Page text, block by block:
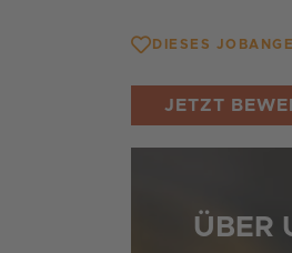
DIESES
JETZT
ÜBER